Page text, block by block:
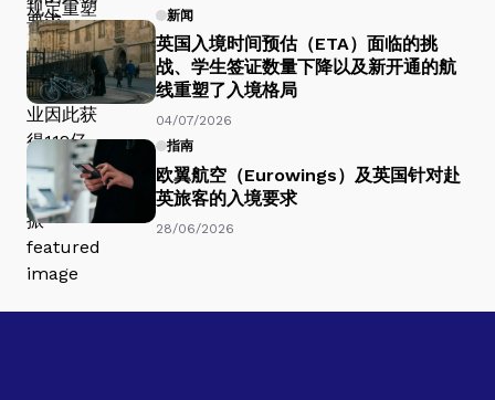
新闻
英国入境时间预估（ETA）面临的挑
战、学生签证数量下降以及新开通的航
线重塑了入境格局
04/07/2026
指南
欧翼航空（Eurowings）及英国针对赴
英旅客的入境要求
28/06/2026